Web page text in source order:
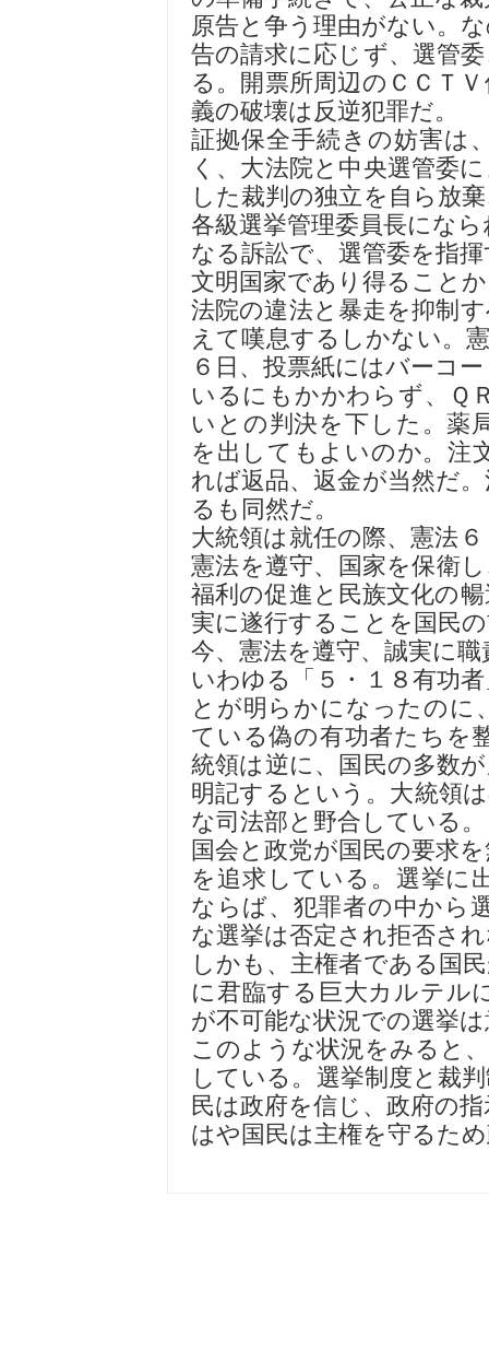
原告と争う理由がない。
告の請求に応じず、選管
る。開票所周辺のＣＣＴ
義の破壊は反逆犯罪だ。
証拠保全手続きの妨害は
く、大法院と中央選管委
した裁判の独立を自ら放
各級選挙管理委員長にな
なる訴訟で、選管委を指
文明国家であり得ること
法院の違法と暴走を抑制
えて嘆息するしかない。
６日、投票紙にはバーコ
いるにもかかわらず、Ｑ
いとの判決を下した。薬
を出してもよいのか。注
れば返品、返金が当然だ
るも同然だ。
大統領は就任の際、憲法
憲法を遵守、国家を保衛
福利の促進と民族文化の
実に遂行することを国民
今、憲法を遵守、誠実に
いわゆる「５・１８有功
とが明らかになったのに
ている偽の有功者たちを
統領は逆に、国民の多数
明記するという。大統領
な司法部と野合している。
国会と政党が国民の要求
を追求している。選挙に
ならば、犯罪者の中から
な選挙は否定され拒否さ
しかも、主権者である国
に君臨する巨大カルテル
が不可能な状況での選挙
このような状況をみると
している。選挙制度と裁
民は政府を信じ、政府の
はや国民は主権を守るた